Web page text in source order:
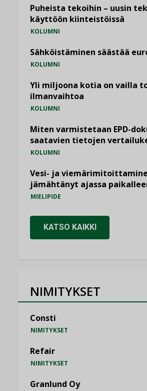
Puheista tekoihin – uusin
käyttöön kiinteistöissä
KOLUMNI
Sähköistäminen säästää
KOLUMNI
Yli miljoona kotia on vailla
ilmanvaihtoa
KOLUMNI
Miten varmistetaan EPD-
saatavien tietojen
KOLUMNI
Vesi- ja
jämähtänyt ajassa
MIELIPIDE
KATSO KAIKKI
NIMITYKSET
Consti
NIMITYKSET
Refair
NIMITYKSET
Granlund Oy